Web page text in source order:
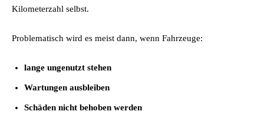
Kilometerzahl selbst.
Problematisch wird es meist dann, wenn Fahrzeuge:
lange ungenutzt stehen
Wartungen ausbleiben
Schäden nicht behoben werden